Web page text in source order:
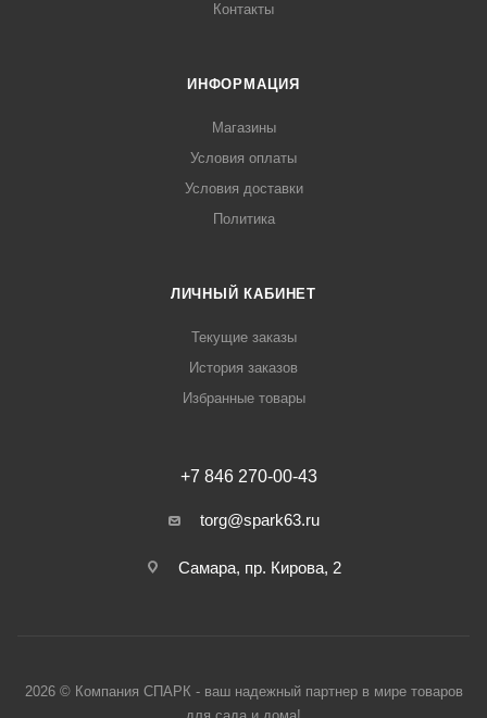
Контакты
ИНФОРМАЦИЯ
Магазины
Условия оплаты
Условия доставки
Политика
ЛИЧНЫЙ КАБИНЕТ
Текущие заказы
История заказов
Избранные товары
+7 846 270-00-43
torg@spark63.ru
Самара, пр. Кирова, 2
2026 © Компания СПАРК - ваш надежный партнер в мире товаров